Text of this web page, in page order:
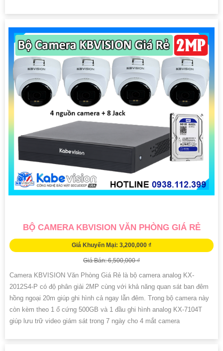
BỘ CAMERA KBVISION VĂN PHÒNG GIÁ RẺ
Giá Khuyến Mại: 3,200,000 ₫
Giá Bán: 6,500,000 ₫
Camera KBVISION Văn Phòng Giá Rẻ là bộ camera analog KX-
2012S4-P có độ phân giải 2MP cùng với khả năng quan sát ban đêm
hồng ngoại 20m giúp ghi hình cả ngay lẫn đêm. Trong bộ camera này
còn kèm theo 1 ổ cứng 500GB và 1 đầu ghi hình analog KX-7104T
giúp lưu trữ video giám sát trong 7 ngày cho 4 mắt camera